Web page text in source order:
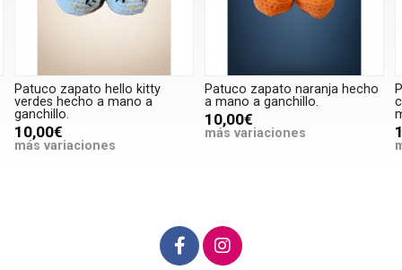
Patuco zapato hello kitty
verdes hecho a mano a
ganchillo.
10,00€
más variaciones
Patuco zapato naranja hecho
a mano a ganchillo.
10,00€
más variaciones